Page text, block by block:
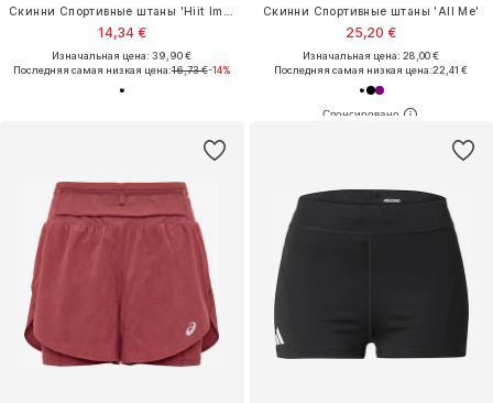
14,34 €
Изначальная цена: 39,90 €
Последняя самая низкая цена:16,73 €-14%
Скинни Спортивные штаны 'All Me'
25,20 €
Изначальная цена: 28,00 €
Последняя самая низкая цена:22,41 €